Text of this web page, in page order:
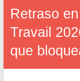
Retraso
Travail
que